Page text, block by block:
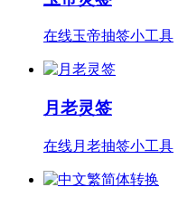
在线玉帝抽签小工具
月老灵签
在线月老抽签小工具